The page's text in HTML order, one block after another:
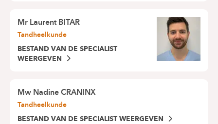
MrLaurent BITAR
Tandheelkunde
BESTAND VAN DE SPECIALIST
WEERGEVEN
MwNadine CRANINX
Tandheelkunde
BESTAND VAN DE SPECIALIST WEERGEVEN